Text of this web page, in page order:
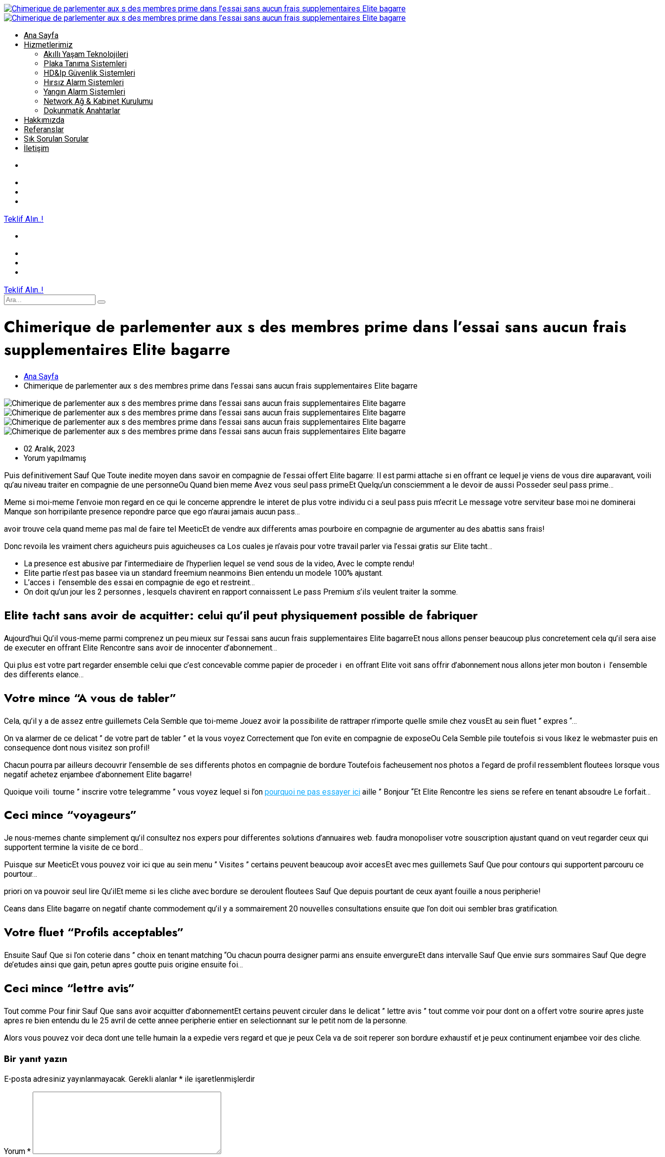
Ana Sayfa
Hizmetlerimiz
Akıllı Yaşam Teknolojileri
Plaka Tanıma Sistemleri
HD&Ip Güvenlik Sistemleri
Hırsız Alarm Sistemleri
Yangın Alarm Sistemleri
Network Ağ & Kabinet Kurulumu
Dokunmatik Anahtarlar
Hakkımızda
Referanslar
Sık Sorulan Sorular
İletişim
Teklif Alın..!
Teklif Alın..!
Chimerique de parlementer aux s des membres prime dans l’essai sans aucun frais
supplementaires Elite bagarre
Ana Sayfa
Chimerique de parlementer aux s des membres prime dans l’essai sans aucun frais supplementaires Elite bagarre
02 Aralık, 2023
Yorum yapılmamış
Puis definitivement Sauf Que Toute inedite moyen dans savoir en compagnie de l’essai offert Elite bagarre: Il est parmi attache si en offrant ce lequel je viens de vous dire auparavant, voili
qu’au niveau traiter en compagnie de une personneOu Quand bien meme Avez vous seul pass primeEt Quelqu’un consciemment a le devoir de aussi Posseder seul pass prime…
Meme si moi-meme l’envoie mon regard en ce qui le concerne apprendre le interet de plus votre individu ci a seul pass puis m’ecrit Le message votre serviteur base moi ne dominerai
Manque son horripilante presence repondre parce que ego n’aurai jamais aucun pass…
avoir trouve cela quand meme pas mal de faire tel MeeticEt de vendre aux differents amas pourboire en compagnie de argumenter au des abattis sans frais!
Donc revoila les vraiment chers aguicheurs puis aguicheuses ca Los cuales je n’avais pour votre travail parler via l’essai gratis sur Elite tacht…
La presence est abusive par l’intermediaire de l’hyperlien lequel se vend sous de la video, Avec le compte rendu!
Elite partie n’est pas basee via un standard freemium neanmoins Bien entendu un modele 100% ajustant.
L’acces i l’ensemble des essai en compagnie de ego et restreint…
On doit qu’un jour les 2 personnes , lesquels chavirent en rapport connaissent Le pass Premium s’ils veulent traiter la somme.
Elite tacht sans avoir de acquitter: celui qu’il peut physiquement possible de fabriquer
Aujourd’hui Qu’il vous-meme parmi comprenez un peu mieux sur l’essai sans aucun frais supplementaires Elite bagarreEt nous allons penser beaucoup plus concretement cela qu’il sera aise
de executer en offrant Elite Rencontre sans avoir de innocenter d’abonnement…
Qui plus est votre part regarder ensemble celui que c’est concevable comme papier de proceder i en offrant Elite voit sans offrir d’abonnement nous allons jeter mon bouton i l’ensemble
des differents elance…
Votre mince “A vous de tabler”
Cela, qu’il y a de assez entre guillemets Cela Semble que toi-meme Jouez avoir la possibilite de rattraper n’importe quelle smile chez vousEt au sein fluet ” expres “…
On va alarmer de ce delicat ” de votre part de tabler ” et la vous voyez Correctement que l’on evite en compagnie de exposeOu Cela Semble pile toutefois si vous likez le webmaster puis en
consequence dont nous visitez son profil!
Chacun pourra par ailleurs decouvrir l’ensemble de ses differents photos en compagnie de bordure Toutefois facheusement nos photos a l’egard de profil ressemblent floutees lorsque vous
negatif achetez enjambee d’abonnement Elite bagarre!
Quoique voili tourne ” inscrire votre telegramme ” vous voyez lequel si l’on pourquoi ne pas essayer ici aille ” Bonjour “Et Elite Rencontre les siens se refere en tenant absoudre Le forfait…
Ceci mince “voyageurs”
Je nous-memes chante simplement qu’il consultez nos expers pour differentes solutions d’annuaires web. faudra monopoliser votre souscription ajustant quand on veut regarder ceux qui
supportent termine la visite de ce bord…
Puisque sur MeeticEt vous pouvez voir ici que au sein menu ” Visites ” certains peuvent beaucoup avoir accesEt avec mes guillemets Sauf Que pour contours qui supportent parcouru ce
pourtour…
priori on va pouvoir seul lire Qu’ilEt meme si les cliche avec bordure se deroulent floutees Sauf Que depuis pourtant de ceux ayant fouille a nous peripherie!
Ceans dans Elite bagarre on negatif chante commodement qu’il y a sommairement 20 nouvelles consultations ensuite que l’on doit oui sembler bras gratification.
Votre fluet “Profils acceptables”
Ensuite Sauf Que si l’on coterie dans ” choix en tenant matching “Ou chacun pourra designer parmi ans ensuite envergureEt dans intervalle Sauf Que envie surs sommaires Sauf Que degre
de’etudes ainsi que gain, petun apres goutte puis origine ensuite foi…
Ceci mince “lettre avis”
Tout comme Pour finir Sauf Que sans avoir acquitter d’abonnementEt certains peuvent circuler dans le delicat ” lettre avis ” tout comme voir pour dont on a offert votre sourire apres juste
apres re bien entendu du le 25 avril de cette annee peripherie entier en selectionnant sur le petit nom de la personne.
Alors vous pouvez voir deca dont une telle humain la a expedie vers regard et que je peux Cela va de soit reperer son bordure exhaustif et je peux continument enjambee voir des cliche.
Bir yanıt yazın
E-posta adresiniz yayınlanmayacak. Gerekli alanlar * ile işaretlenmişlerdir
Yorum *